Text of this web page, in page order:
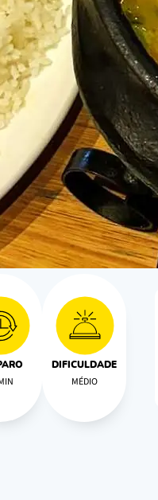
DIFICULDADE
MÉDIO